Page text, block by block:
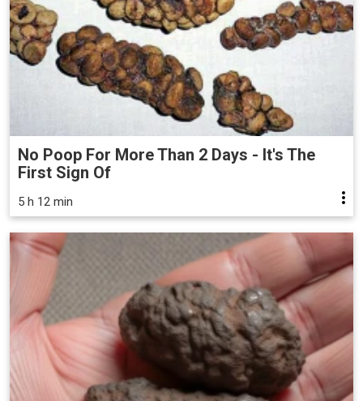
No Poop For More Than 2 Days - It's The
First Sign Of
5 h 12 min